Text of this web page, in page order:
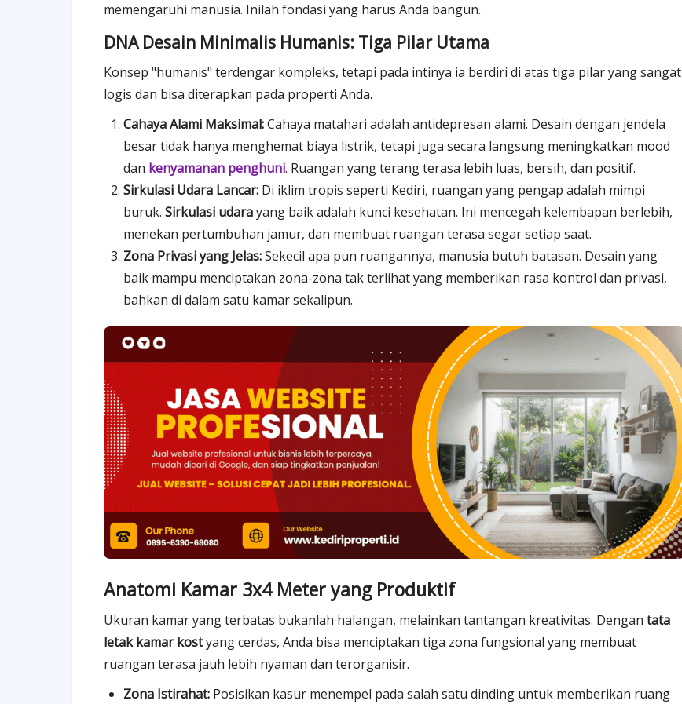
memengaruhi manusia. Inilah fondasi yang harus Anda bangun.
DNA Desain Minimalis Humanis: Tiga Pilar Utama
Konsep "humanis" terdengar kompleks, tetapi pada intinya ia berdiri di atas tiga pilar yang sangat
logis dan bisa diterapkan pada properti Anda.
Cahaya Alami Maksimal:Cahaya matahari adalah antidepresan alami. Desain dengan jendela
besar tidak hanya menghemat biaya listrik, tetapi juga secara langsung meningkatkan mood
dan kenyamanan penghuni. Ruangan yang terang terasa lebih luas, bersih, dan positif.
Sirkulasi Udara Lancar: Di iklim tropis seperti Kediri, ruangan yang pengap adalah mimpi
buruk. Sirkulasi udarayang baik adalah kunci kesehatan. Ini mencegah kelembapan berlebih,
menekan pertumbuhan jamur, dan membuat ruangan terasa segar setiap saat.
Zona Privasi yang Jelas:Sekecil apa pun ruangannya, manusia butuh batasan. Desain yang
baik mampu menciptakan zona-zona tak terlihat yang memberikan rasa kontrol dan privasi,
bahkan di dalam satu kamar sekalipun.
Anatomi Kamar 3x4 Meter yang Produktif
Ukuran kamar yang terbatas bukanlah halangan, melainkan tantangan kreativitas. Dengan tata
letak kamar kostyang cerdas, Anda bisa menciptakan tiga zona fungsional yang membuat
ruangan terasa jauh lebih nyaman dan terorganisir.
Zona Istirahat: Posisikan kasur menempel pada salah satu dinding untuk memberikan ruang